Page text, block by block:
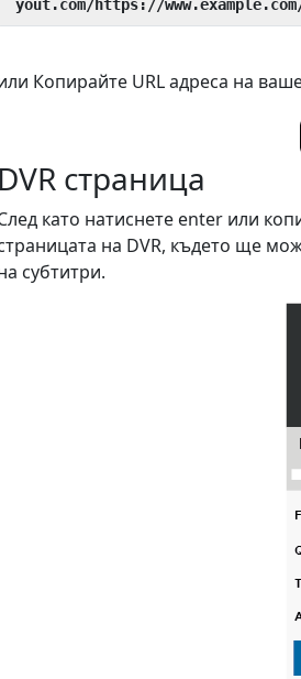
yout.com/https://
Копирайте URL адреса на
DVR страница
като натиснете enter или
на DVR, където ще
субтитри.